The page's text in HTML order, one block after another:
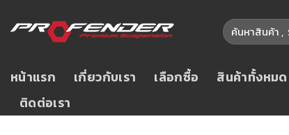
หน้าแรก เกี่ยวกับเรา เลือกซื้อ สินค้าทั้งหมด
ติดต่อเรา